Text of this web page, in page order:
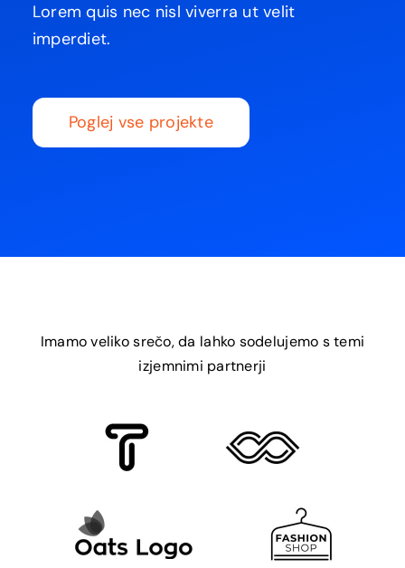
Lorem quis nec nisl viverra ut velit
imperdiet.
Poglej vse projekte
Imamo veliko srečo, da lahko sodelujemo s temi
izjemnimi partnerji